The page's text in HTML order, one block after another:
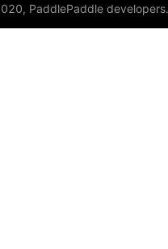
PaddlePaddle developers.